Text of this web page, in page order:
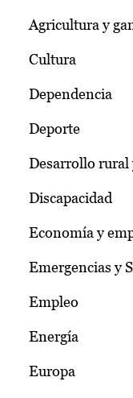
Agricultura y
Cultura
Dependencia
Deporte
Desarrollo rural
Discapacidad
Economía y
Emergencias y
Empleo
Energía
Europa